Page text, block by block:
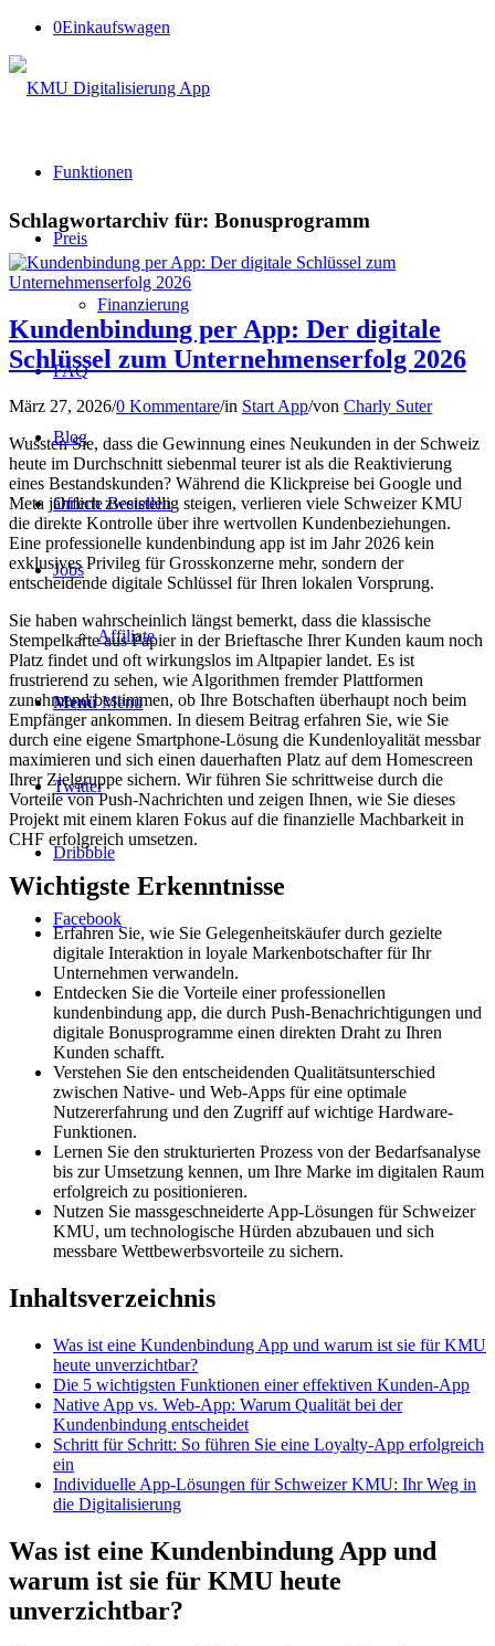
0Einkaufswagen
Funktionen
Preis
Finanzierung
FAQ
Blog
Offerte Bestellen
Jobs
Affiliate
Menü Menü
Twitter
Dribbble
Facebook
Schlagwortarchiv für: Bonusprogramm
Kundenbindung per App: Der digitale
Schlüssel zum Unternehmenserfolg 2026
März 27, 2026/0 Kommentare/in Start App/von Charly Suter
Wussten Sie, dass die Gewinnung eines Neukunden in der Schweiz
heute im Durchschnitt siebenmal teurer ist als die Reaktivierung
eines Bestandskunden? Während die Klickpreise bei Google und
Meta jährlich zweistellig steigen, verlieren viele Schweizer KMU
die direkte Kontrolle über ihre wertvollen Kundenbeziehungen.
Eine professionelle kundenbindung app ist im Jahr 2026 kein
exklusives Privileg für Grosskonzerne mehr, sondern der
entscheidende digitale Schlüssel für Ihren lokalen Vorsprung.
Sie haben wahrscheinlich längst bemerkt, dass die klassische
Stempelkarte aus Papier in der Brieftasche Ihrer Kunden kaum noch
Platz findet und oft wirkungslos im Altpapier landet. Es ist
frustrierend zu sehen, wie Algorithmen fremder Plattformen
zunehmend bestimmen, ob Ihre Botschaften überhaupt noch beim
Empfänger ankommen. In diesem Beitrag erfahren Sie, wie Sie
durch eine eigene Smartphone-Lösung die Kundenloyalität messbar
maximieren und sich einen dauerhaften Platz auf dem Homescreen
Ihrer Zielgruppe sichern. Wir führen Sie schrittweise durch die
Vorteile von Push-Nachrichten und zeigen Ihnen, wie Sie dieses
Projekt mit einem klaren Fokus auf die finanzielle Machbarkeit in
CHF erfolgreich umsetzen.
Wichtigste Erkenntnisse
Erfahren Sie, wie Sie Gelegenheitskäufer durch gezielte
digitale Interaktion in loyale Markenbotschafter für Ihr
Unternehmen verwandeln.
Entdecken Sie die Vorteile einer professionellen
kundenbindung app, die durch Push-Benachrichtigungen und
digitale Bonusprogramme einen direkten Draht zu Ihren
Kunden schafft.
Verstehen Sie den entscheidenden Qualitätsunterschied
zwischen Native- und Web-Apps für eine optimale
Nutzererfahrung und den Zugriff auf wichtige Hardware-
Funktionen.
Lernen Sie den strukturierten Prozess von der Bedarfsanalyse
bis zur Umsetzung kennen, um Ihre Marke im digitalen Raum
erfolgreich zu positionieren.
Nutzen Sie massgeschneiderte App-Lösungen für Schweizer
KMU, um technologische Hürden abzubauen und sich
messbare Wettbewerbsvorteile zu sichern.
Inhaltsverzeichnis
Was ist eine Kundenbindung App und warum ist sie für KMU
heute unverzichtbar?
Die 5 wichtigsten Funktionen einer effektiven Kunden-App
Native App vs. Web-App: Warum Qualität bei der
Kundenbindung entscheidet
Schritt für Schritt: So führen Sie eine Loyalty-App erfolgreich
ein
Individuelle App-Lösungen für Schweizer KMU: Ihr Weg in
die Digitalisierung
Was ist eine Kundenbindung App und
warum ist sie für KMU heute
unverzichtbar?